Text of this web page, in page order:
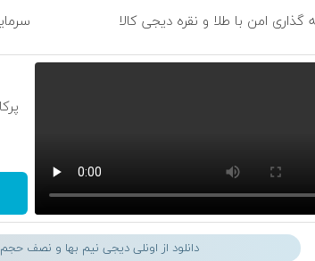
گذاری امن با طلا و نقره دیجی کالا
دانلود از اونلی دیجی نیم بها و نصف